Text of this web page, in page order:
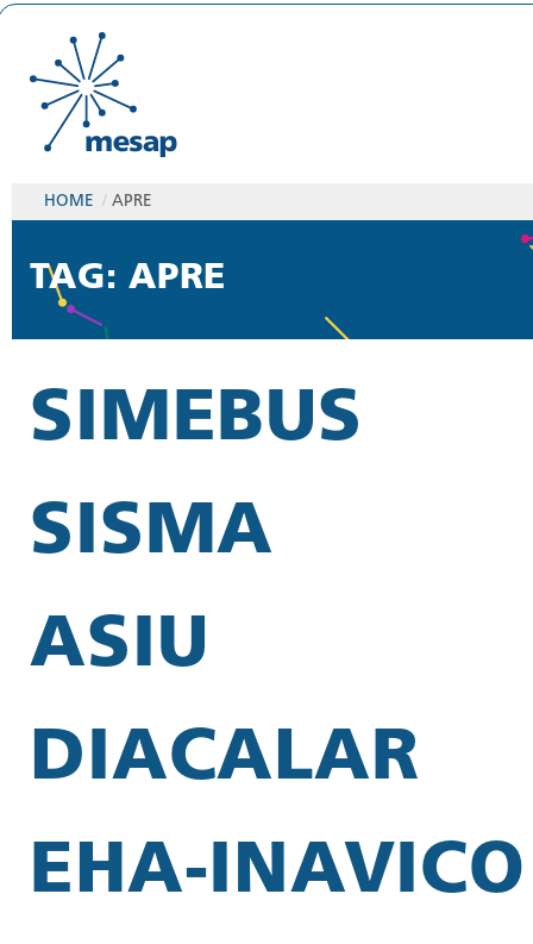
HOME /APRE
TAG: APRE
SIMEBUS
SISMA
ASIU
DIACALAR
EHA-INAVICO